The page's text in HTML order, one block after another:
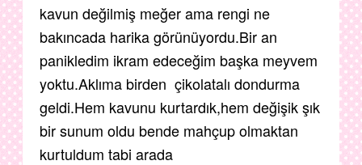
kavun değilmiş meğer ama rengi ne
bakıncada harika görünüyordu.Bir an
panikledim ikram edeceğim başka meyvem
yoktu.Aklıma birden çikolatalı dondurma
geldi.Hem kavunu kurtardık,hem değişik şık
bir sunum oldu bende mahçup olmaktan
kurtuldum tabi arada